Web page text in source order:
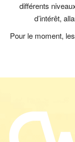
différents
d’intérêt,
Pour le moment,